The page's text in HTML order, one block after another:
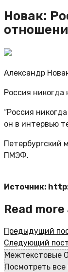
Новак:
Александр
Россия
“Россия
он в интервью
Петербургский
ПМЭФ.
Источник:
Read
Предыдущий
Следующий
Межтекстовые
Посмотреть